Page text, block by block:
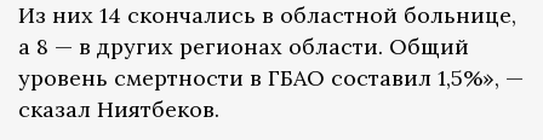
Из них 14 скончались в областной больнице,
а 8 — в других регионах области. Общий
уровень смертности в ГБАО составил 1,5%», —
сказал Ниятбеков.